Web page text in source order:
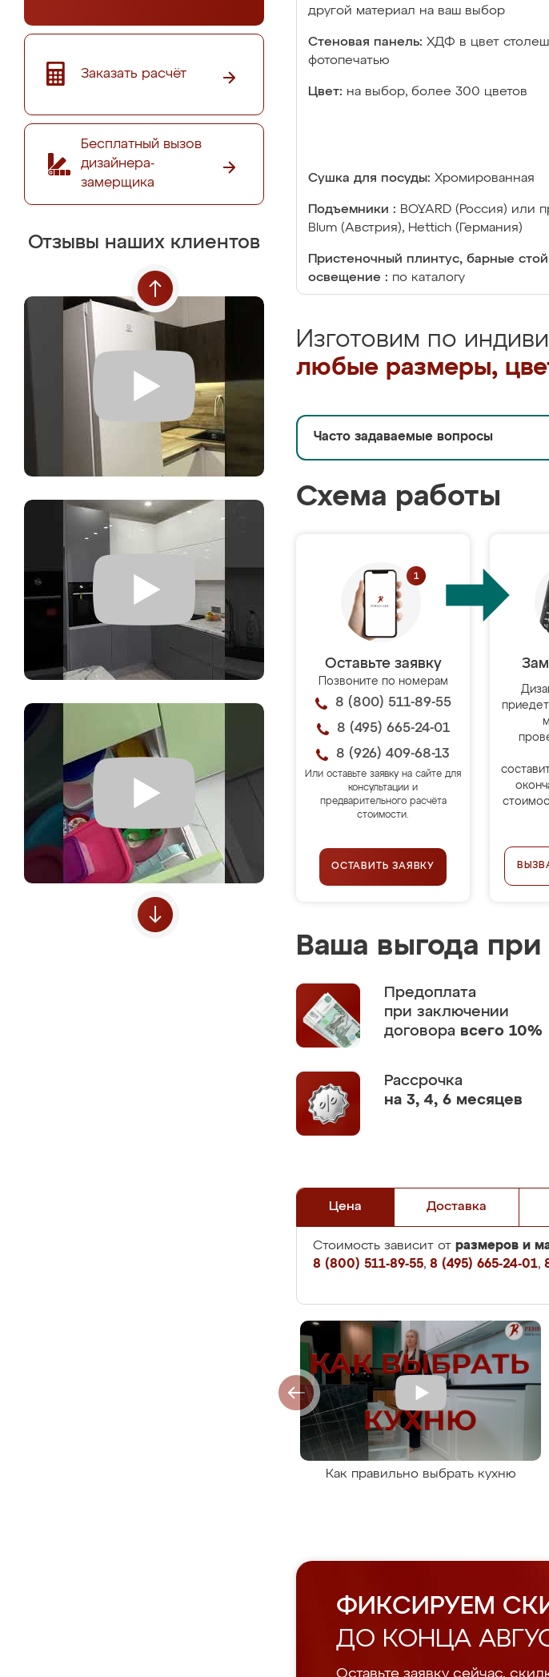
Заказать расчёт
Бесплатный вызов
дизайнера-
замерщика
Отзывы наших клиентов
другой материал на ваш выбор
Стеновая панель: ХДФ в цвет
фотопечатью
Цвет: на выбор, более 300 цветов
Сушка для посуды: Хромированная
Подъемники : BOYARD (Россия) или
Blum (Австрия), Hettich (Германия)
Пристеночный плинтус, барные
освещение : по каталогу
Изготовим по
любые размеры,
Часто задаваемые вопросы
Схема работы
Оставьте заявку
Позвоните по номерам
8 (800) 511-89-55
8 (495) 665-24-01
8 (926) 409-68-13
Или оставьте заявку на сайте для
консультации и
предварительного расчёта
стоимости.
ОСТАВИТЬ ЗАЯВКУ
Ваша выгода при
Предоплата
при заключении
договора всего 10%
Рассрочка
на 3, 4, 6 месяцев
Цена Доставка
Стоимость зависит от размеров и
8 (800) 511-89-55, 8 (495) 665-24-01,
Как правильно выбрать кухню
ФИКСИРУЕМ
ДО КОНЦА
Оставьте заявку сейчас,